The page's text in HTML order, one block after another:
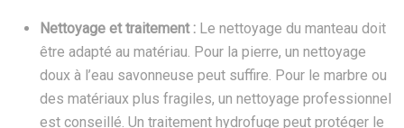
Nettoyage et traitement : Le nettoyage du manteau doit
être adapté au matériau. Pour la pierre, un nettoyage
doux à l’eau savonneuse peut suffire. Pour le marbre ou
des matériaux plus fragiles, un nettoyage professionnel
est conseillé. Un traitement hydrofuge peut protéger le